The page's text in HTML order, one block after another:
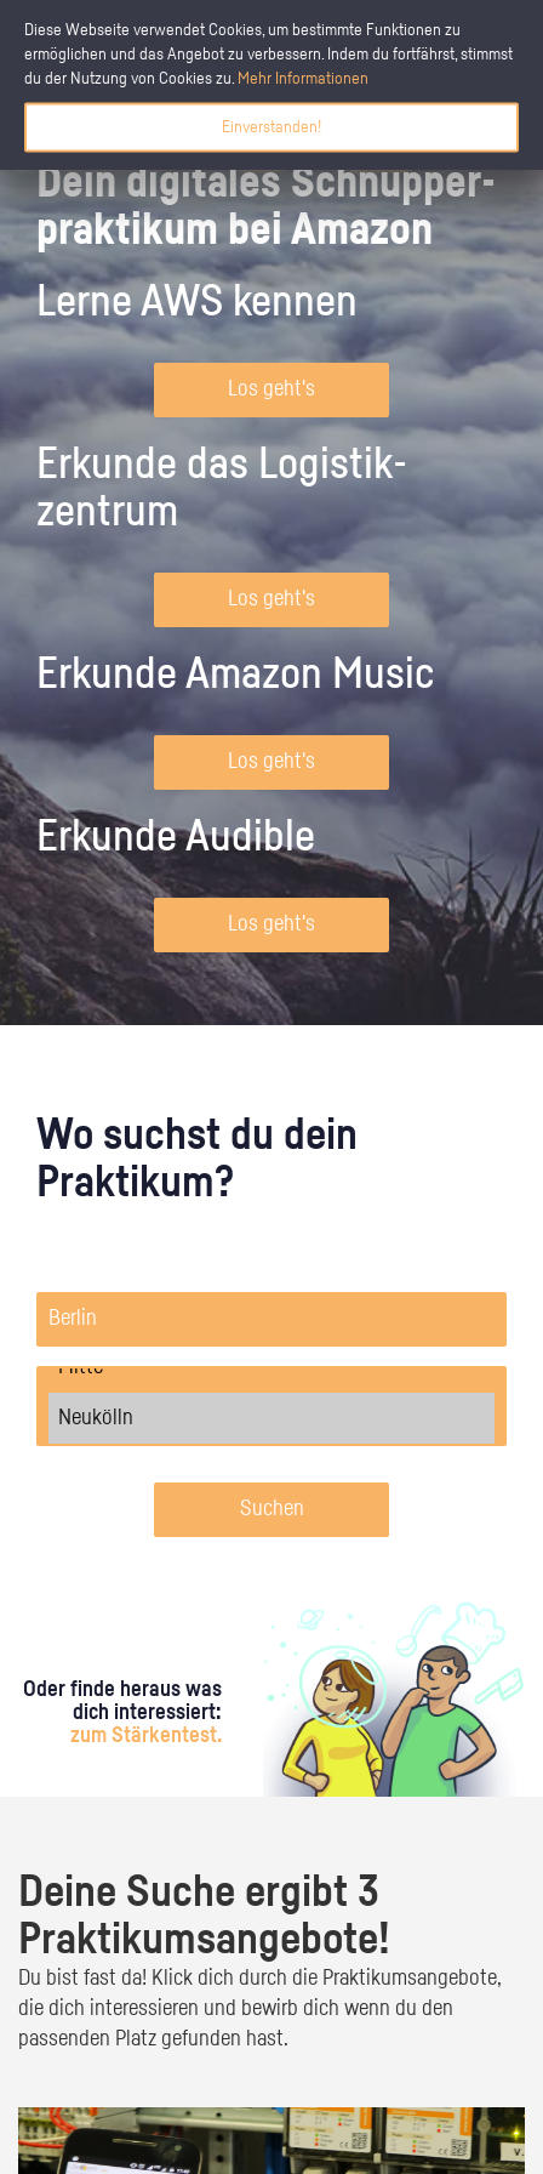
Diese Webseite verwendet Cookies, um bestimmte Funktionen zu
ermöglichen und das Angebot zu verbessern. Indem du fortfährst, stimmst
du der Nutzung von Cookies zu. Mehr Informationen
Einverstanden!
Dein digitales Schnupper­
praktikum bei Amazon
Lerne AWS kennen
Los geht's
Erkunde das Logistik­
zentrum
Los geht's
Erkunde Amazon Music
Los geht's
Erkunde Audible
Los geht's
Wo suchst du dein
Praktikum?
Suchen
Oder finde heraus was
dich interessiert:
zum Stärkentest.
Deine Suche ergibt 3
Praktikumsangebote!
Du bist fast da! Klick dich durch die Praktikumsangebote,
die dich interessieren und bewirb dich wenn du den
passenden Platz gefunden hast.